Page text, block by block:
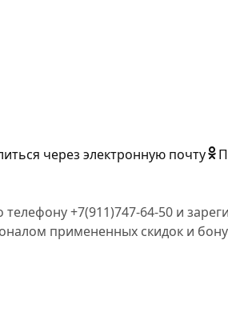
через электронную почту
+7(911)747-64-50 и
примененных скидок и